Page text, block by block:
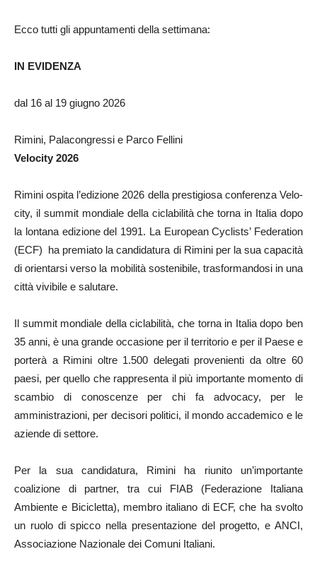
Ecco tutti gli appuntamenti della settimana:
IN EVIDENZA
dal 16 al 19 giugno 2026
Rimini, Palacongressi e Parco Fellini
Velocity 2026
Rimini ospita l’edizione 2026 della prestigiosa conferenza Velo-
city, il summit mondiale della ciclabilità che torna in Italia dopo
la lontana edizione del 1991. La European Cyclists’ Federation
(ECF) ha premiato la candidatura di Rimini per la sua capacità
di orientarsi verso la mobilità sostenibile, trasformandosi in una
città vivibile e salutare.
Il summit mondiale della ciclabilità, che torna in Italia dopo ben
35 anni, è una grande occasione per il territorio e per il Paese e
porterà a Rimini oltre 1.500 delegati provenienti da oltre 60
paesi, per quello che rappresenta il più importante momento di
scambio di conoscenze per chi fa advocacy, per le
amministrazioni, per decisori politici, il mondo accademico e le
aziende di settore.
Per la sua candidatura, Rimini ha riunito un’importante
coalizione di partner, tra cui FIAB (Federazione Italiana
Ambiente e Bicicletta), membro italiano di ECF, che ha svolto
un ruolo di spicco nella presentazione del progetto, e ANCI,
Associazione Nazionale dei Comuni Italiani.